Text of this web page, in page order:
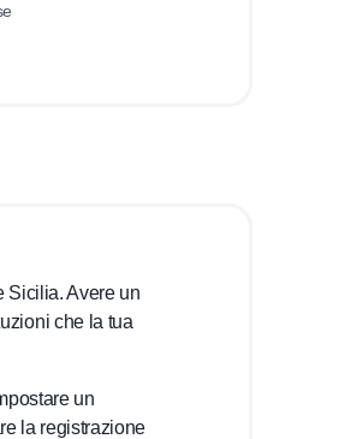
Sicilia. Avere un
che la tua
un
la registrazione